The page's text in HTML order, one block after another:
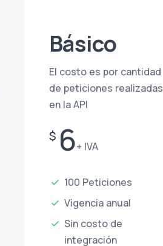
Básico
El costo es por cantidad
de peticiones realizadas
en la API
$ 6+ IVA
100 Peticiones
Vigencia anual
Sin costo de
integración